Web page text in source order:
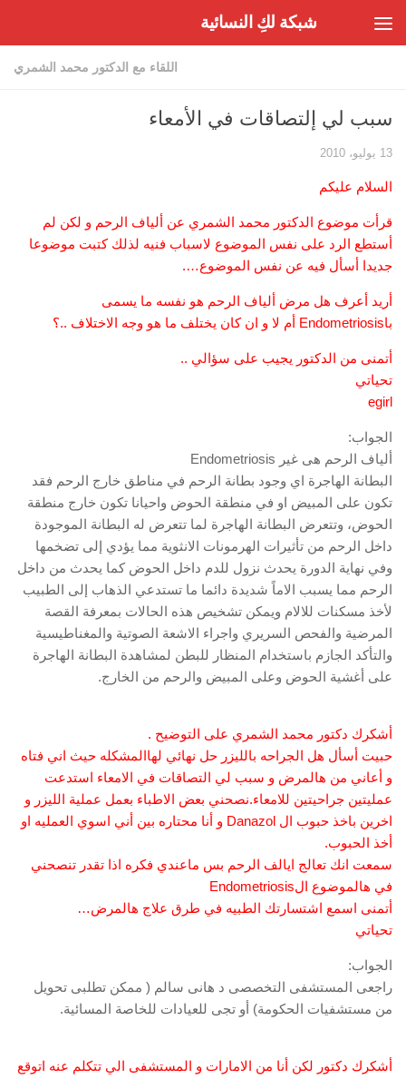
شبكة لكِ النسائية
اللقاء مع الدكتور محمد الشمري
سبب لي إلتصاقات في الأمعاء
13 يوليو، 2010
السلام عليكم
قرأت موضوع الدكتور محمد الشمري عن ألياف الرحم و لكن لم
أستطع الرد على نفس الموضوع لاسباب فنيه لذلك كتبت موضوعا
جديدا أسأل فيه عن نفس الموضوع….
أريد أعرف هل مرض ألياف الرحم هو نفسه ما يسمى
باEndometriosis أم لا و ان كان يختلف ما هو وجه الاختلاف ..؟
أتمنى من الدكتور يجيب على سؤالي ..
تحياتي
egirl
الجواب:
ألياف الرحم هى غير Endometriosis
البطانة الهاجرة اي وجود بطانة الرحم في مناطق خارج الرحم فقد
تكون على المبيض او في منطقة الحوض واحيانا تكون خارج منطقة
الحوض، وتتعرض البطانة الهاجرة لما تتعرض له البطانة الموجودة
داخل الرحم من تأثيرات الهرمونات الانثوية مما يؤدي إلى تضخمها
وفي نهاية الدورة يحدث نزول للدم داخل الحوض كما يحدث من داخل
الرحم مما يسبب الاماً شديدة دائما ما تستدعي الذهاب إلى الطبيب
لأخذ مسكنات للالام ويمكن تشخيص هذه الحالات بمعرفة القصة
المرضية والفحص السريري واجراء الاشعة الصوتية والمغناطيسية
والتأكد الجازم باستخدام المنظار للبطن لمشاهدة البطانة الهاجرة
على أغشية الحوض وعلى المبيض والرحم من الخارج.
أشكرك دكتور محمد الشمري على التوضيح .
حبيت أسأل هل الجراحه بالليزر حل نهائي لهاالمشكله حيث اني فتاه
و أعاني من هالمرض و سبب لي التصاقات في الامعاء استدعت
عمليتين جراحيتين للامعاء.نصحني بعض الاطباء بعمل عملية الليزر و
اخرين باخذ حبوب ال Danazol و أنا محتاره بين أني اسوي العمليه او
أخذ الحبوب.
سمعت انك تعالج ايالف الرحم بس ماعندي فكره اذا تقدر تنصحني
في هالموضوع الEndometriosis
أتمنى اسمع اشتسارتك الطبيه في طرق علاج هالمرض…
تحياتي
الجواب:
راجعى المستشفى التخصصى د هانى سالم ( ممكن تطلبى تحويل
من مستشفيات الحكومة) أو تجى للعيادات للخاصة المسائية.
أشكرك دكتور لكن أنا من الامارات و المستشفى الي تتكلم عنه اتوقع